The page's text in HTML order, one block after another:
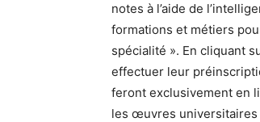
notes à l’aide de
formations et métiers
spécialité ». En cliquant
effectuer leur
feront exclusivement en
les œuvres universitaires